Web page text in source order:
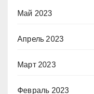
Май 2023
Апрель 2023
Март 2023
Февраль 2023